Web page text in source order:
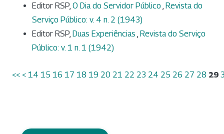
Editor RSP, O Dia do Servidor Público , Revista do
Serviço Público: v. 4 n. 2 (1943)
Editor RSP, Duas Experiências , Revista do Serviço
Público: v. 1 n. 1 (1942)
<< < 14 15 16 17 18 19 20 21 22 23 24 25 26 27 28 29